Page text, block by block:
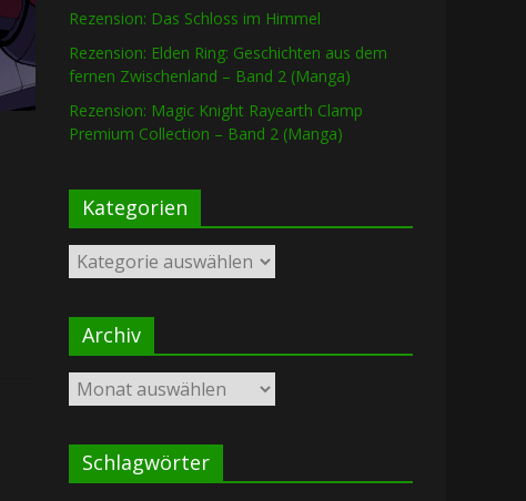
Rezension: Das Schloss im Himmel
Rezension: Elden Ring: Geschichten aus dem
fernen Zwischenland – Band 2 (Manga)
Rezension: Magic Knight Rayearth Clamp
Premium Collection – Band 2 (Manga)
Kategorien
Kategorien
Archiv
Archiv
Schlagwörter